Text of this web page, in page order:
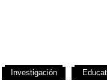
Investigación